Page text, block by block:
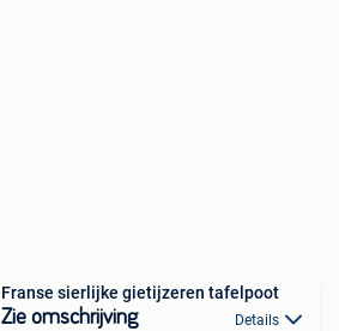
Franse sierlijke gietijzeren tafelpoot
Zie omschrijving Details